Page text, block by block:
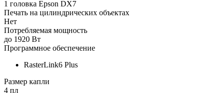
1 головка Epson DX7
Печать на цилиндрических объектах
Нет
Потребляемая мощность
до 1920 Вт
Программное обеспечение
RasterLink6 Plus
Размер капли
4 пл